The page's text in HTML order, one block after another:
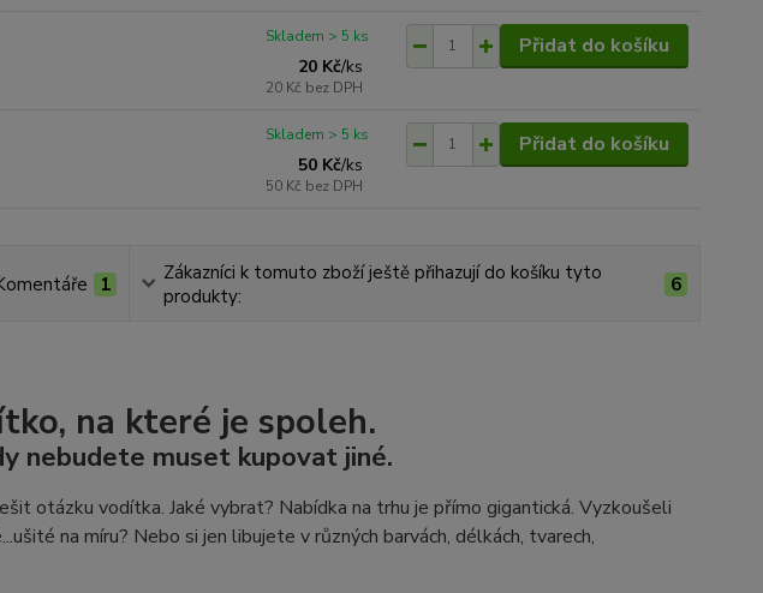
20 Kč/ks
20 Kč bez DPH
Skladem > 5 ks Přidat do košíku
50 Kč/ks
50 Kč bez DPH
Skladem > 5 ks Přidat do košíku
1
Zákazníci k tomuto zboží ještě přihazují do košíku tyto
produkty:
6
na které je spoleh.
nebudete muset kupovat jiné.
otázku vodítka. Jaké vybrat? Nabídka na trhu je přímo gigantická. Vyzkoušeli
na míru? Nebo si jen libujete v různých barvách, délkách, tvarech,